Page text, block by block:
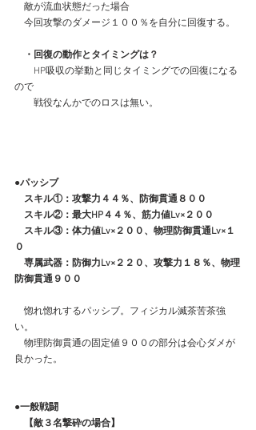
敵が流血状態だった場合
今回攻撃のダメージ１００％を自分に回復する。
・回復の動作とタイミングは？
HP吸収の挙動と同じタイミングでの回復になる
ので
戦役なんかでのロスは無い。
●パッシブ
スキル①：攻撃力４４％、防御貫通８００
スキル②：最大HP４４％、筋力値Lv×２００
スキル③：体力値Lv×２００、物理防御貫通Lv×１
０
専属武器：防御力Lv×２２０、攻撃力１８％、物理
防御貫通９００
惚れ惚れするパッシブ。フィジカル滅茶苦茶強
い。
物理防御貫通の固定値９００の部分は会心ダメが
良かった。
●一般戦闘
【敵３名撃砕の場合】